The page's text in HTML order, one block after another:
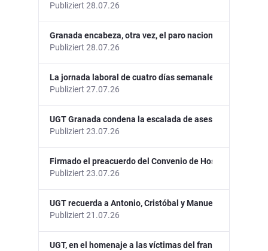
Publiziert 28.07.26
Granada encabeza, otra vez, el paro nacional con una
Publiziert 28.07.26
La jornada laboral de cuatro días semanales,
Publiziert 27.07.26
UGT Granada condena la escalada de asesinatos
Publiziert 23.07.26
Firmado el preacuerdo del Convenio de Hostelería de
Publiziert 23.07.26
UGT recuerda a Antonio, Cristóbal y Manuel, asesinados
Publiziert 21.07.26
UGT, en el homenaje a las víctimas del franquismo en